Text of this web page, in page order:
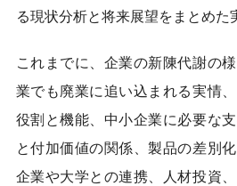
る現状分析と将来展望をまとめた
これまでに、企業の新陳代謝の
業でも廃業に追い込まれる実情
役割と機能、中小企業に必要な
と付加価値の関係、製品の差別
企業や大学との連携、人材投資